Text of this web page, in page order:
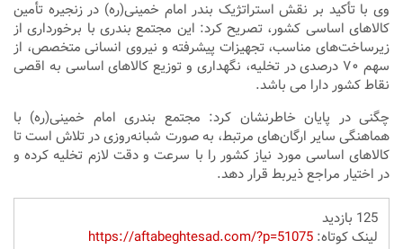
وی با تأکید بر نقش استراتژیک بندر امام خمینی(ره) در زنجیره تأمین
کالاهای اساسی کشور، تصریح کرد: این مجتمع بندری با برخورداری از
زیرساخت‌های مناسب، تجهیزات پیشرفته و نیروی انسانی متخصص، از
سهم ۷۰ درصدی در تخلیه، نگهداری و توزیع کالاهای اساسی به اقصی
نقاط کشور دارا می باشد.
چگنی در پایان خاطرنشان کرد: مجتمع بندری امام خمینی(ره) با
هماهنگی سایر ارگان‌های مرتبط، به صورت شبانه‌روزی در تلاش است تا
کالاهای اساسی مورد نیاز کشور را با سرعت و دقت لازم تخلیه کرده و
در اختیار مراجع ذیربط قرار دهد.
125 بازدید
لینک کوتاه:https://aftabeghtesad.com/?p=51075